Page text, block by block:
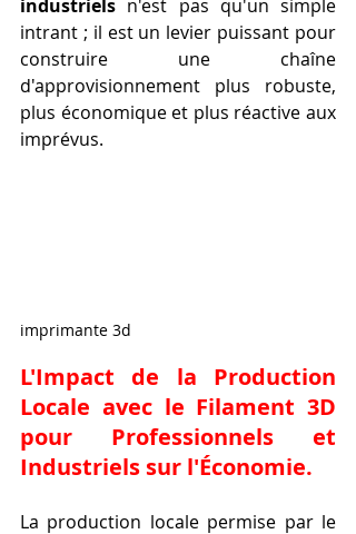
industriels n'est pas qu'un simple
intrant ; il est un levier puissant pour
construire une chaîne
d'approvisionnement plus robuste,
plus économique et plus réactive aux
imprévus.
imprimante 3d
L'Impact de la Production
Locale avec le Filament 3D
pour Professionnels et
Industriels sur l'Économie.